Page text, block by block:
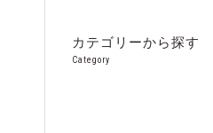
カテゴリーから探す
Category